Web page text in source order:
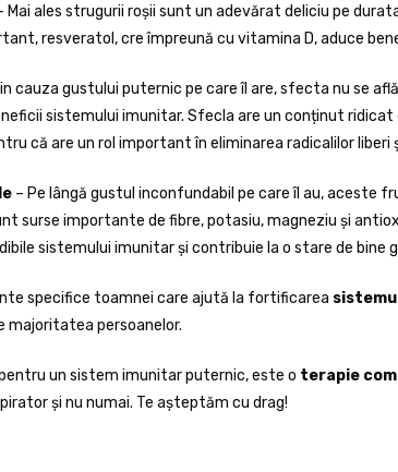
Mai ales strugurii roșii sunt un adevărat deliciu pe
resveratol, cre împreună cu vitamina D, aduce
cauza gustului puternic pe care îl are, sfecta nu se
sistemului imunitar. Sfecla are un conținut
că are un rol important în eliminarea radicalilor
– Pe lângă gustul inconfundabil pe care îl au, aceste
surse importante de fibre, potasiu, magneziu și
sistemului imunitar și contribuie la o stare de bine
specifice toamnei care ajută la fortificarea
majoritatea persoanelor.
un sistem imunitar puternic, este o terapie
și nu numai. Te așteptăm cu drag!